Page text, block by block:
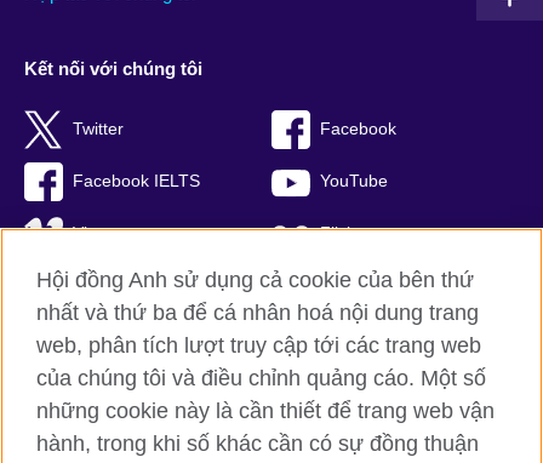
Kết nối với chúng tôi
Twitter Facebook
Facebook IELTS YouTube
Vimeo Flickr
RSS TikTok
Hội đồng Anh toàn cầu
Bảo mật thông tin và quy định sử dụng
Hội đồng Anh sử dụng cả cookie của bên thứ
nhất và thứ ba để cá nhân hoá nội dung trang
web, phân tích lượt truy cập tới các trang web
của chúng tôi và điều chỉnh quảng cáo. Một số
những cookie này là cần thiết để trang web vận
hành, trong khi số khác cần có sự đồng thuận